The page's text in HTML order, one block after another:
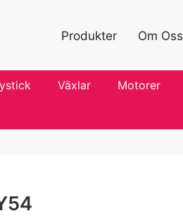
Produkter Om Oss
Växlar Motorer